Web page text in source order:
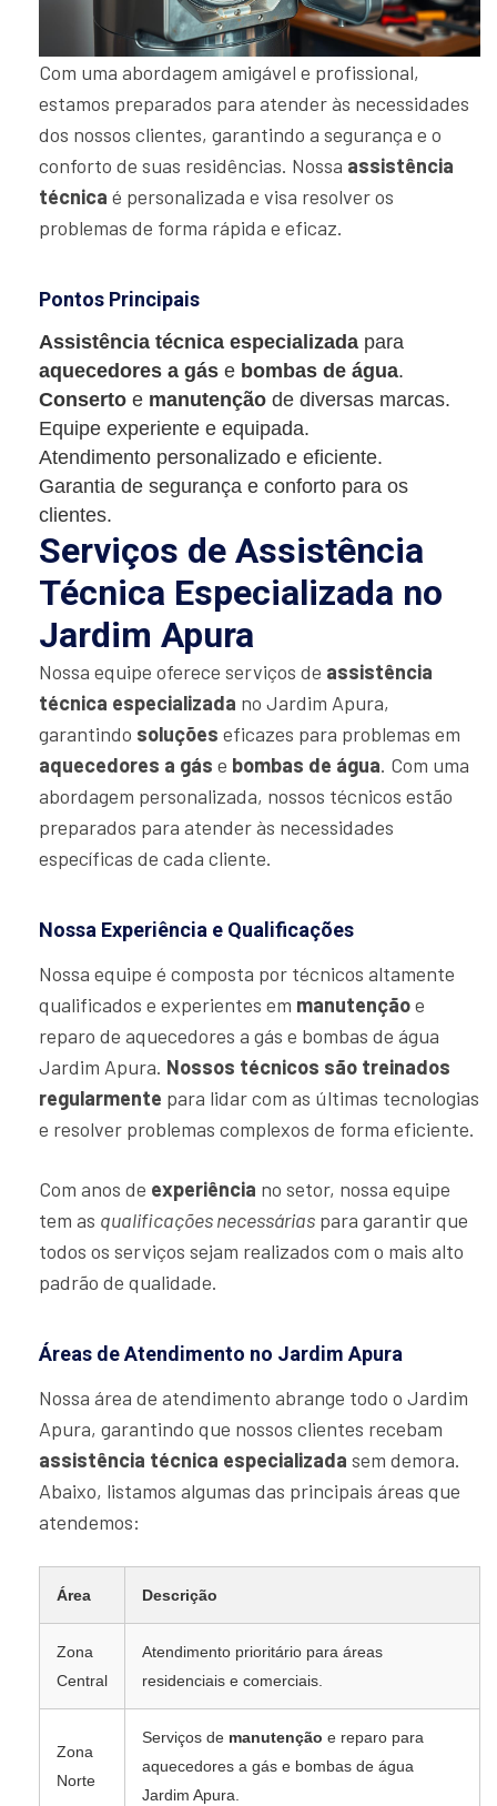
Com uma abordagem amigável e profissional,
estamos preparados para atender às necessidades
dos nossos clientes, garantindo a segurança e o
conforto de suas residências. Nossa assistência
técnica é personalizada e visa resolver os
problemas de forma rápida e eficaz.
Pontos Principais
Assistência técnica especializada para
aquecedores a gás e bombas de água.
Conserto e manutenção de diversas marcas.
Equipe experiente e equipada.
Atendimento personalizado e eficiente.
Garantia de segurança e conforto para os
clientes.
Serviços de Assistência
Técnica Especializada no
Jardim Apura
Nossa equipe oferece serviços de assistência
técnica especializada no Jardim Apura,
garantindo soluções eficazes para problemas em
aquecedores a gás e bombas de água. Com uma
abordagem personalizada, nossos técnicos estão
preparados para atender às necessidades
específicas de cada cliente.
Nossa Experiência e Qualificações
Nossa equipe é composta por técnicos altamente
qualificados e experientes em manutençãoe
reparo de aquecedores a gás e bombas de água
Jardim Apura. Nossos técnicos são treinados
regularmente para lidar com as últimas tecnologias
e resolver problemas complexos de forma eficiente.
Com anos de experiência no setor, nossa equipe
tem as qualificações necessárias para garantir que
todos os serviços sejam realizados com o mais alto
padrão de qualidade.
Áreas de Atendimento no Jardim Apura
Nossa área de atendimento abrange todo o Jardim
Apura, garantindo que nossos clientes recebam
assistência técnica especializada sem demora.
Abaixo, listamos algumas das principais áreas que
atendemos:
Área Descrição
Zona
Central
Atendimento prioritário para áreas
residenciais e comerciais.
Zona
Norte
Serviços de manutenção e reparo para
aquecedores a gás e bombas de água
Jardim Apura.